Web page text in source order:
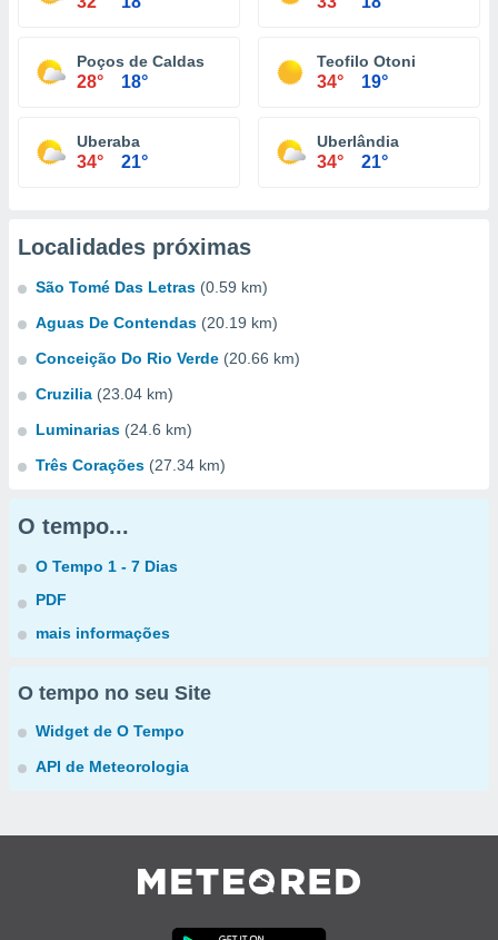
Poços de Caldas
28° 18°
Teofilo Otoni
34° 19°
Uberaba
34° 21°
Uberlândia
34° 21°
Localidades próximas
São Tomé Das Letras (0.59 km)
Aguas De Contendas (20.19 km)
Conceição Do Rio Verde (20.66 km)
Cruzilia (23.04 km)
Luminarias (24.6 km)
Três Corações (27.34 km)
O tempo...
O Tempo 1 - 7 Dias
PDF
mais informações
O tempo no seu Site
Widget de O Tempo
API de Meteorologia